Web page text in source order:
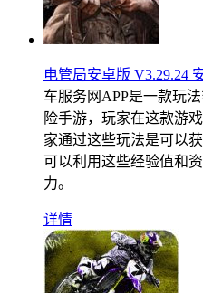
电管局安卓版 V3.29.24
车服务网APP是一款玩
险手游，玩家在这款游
家通过这些玩法是可以
可以利用这些经验值和
力。
详情